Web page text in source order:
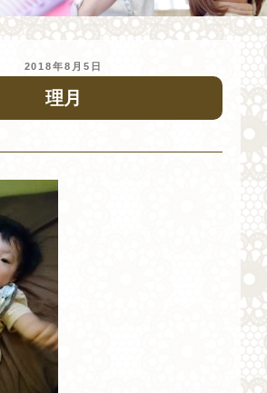
投
2018年8月5日
理月